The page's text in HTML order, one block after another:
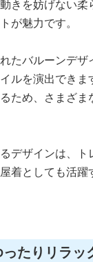
きを妨げない
が魅力です。
たバルーンデザ
ルを演出できま
ため、さまざま
デザインは、
着としても活
たりリラッ